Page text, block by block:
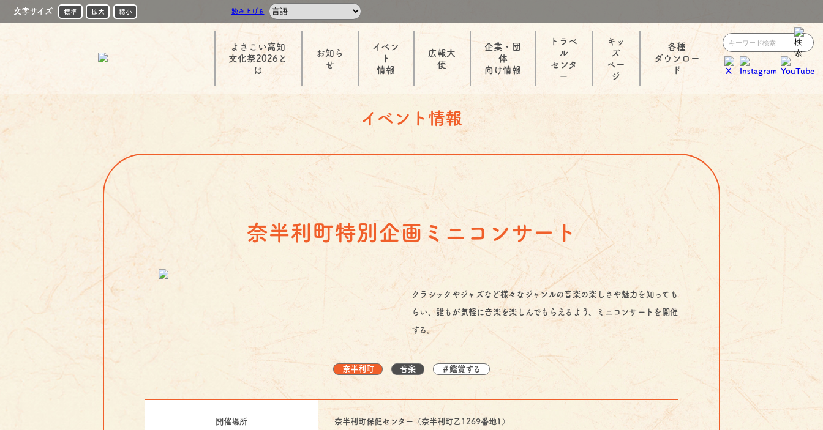
文字サイズ 標準 拡大 縮小 読み上げる
よさこい高知
文化祭2026と
は
お知ら
せ
イベン
ト
情報
広報大
使
企業・団
体
向け情報
トラベ
ル
センタ
ー
キッ
ズ
ペー
ジ
各種
ダウンロー
ド
イベント情報
奈半利町特別企画ミニコンサート
クラシックやジャズなど様々なジャンルの音楽の楽しさや魅力を知っても
らい、誰もが気軽に音楽を楽しんでもらえるよう、ミニコンサートを開催
する。
奈半利町 音楽 ＃鑑賞する
開催場所 奈半利町保健センター（奈半利町乙1269番地1）